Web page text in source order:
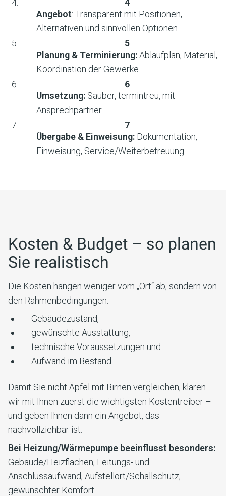
Angebot: Transparent mit Positionen,
Alternativen und sinnvollen Optionen.
Planung & Terminierung:Ablaufplan, Material,
Koordination der Gewerke.
Umsetzung: Sauber, termintreu, mit
Ansprechpartner.
Übergabe & Einweisung:Dokumentation,
Einweisung, Service/Weiterbetreuung.
Kosten & Budget – so planen
Sie realistisch
Die Kosten hängen weniger vom „Ort“ ab, sondern von
den Rahmenbedingungen:
Gebäudezustand,
gewünschte Ausstattung,
technische Voraussetzungen und
Aufwand im Bestand.
Damit Sie nicht Äpfel mit Birnen vergleichen, klären
wir mit Ihnen zuerst die wichtigsten Kostentreiber –
und geben Ihnen dann ein Angebot, das
nachvollziehbar ist.
Bei Heizung/Wärmepumpe beeinflusst besonders:
Gebäude/Heizflächen, Leitungs- und
Anschlussaufwand, Aufstellort/Schallschutz,
gewünschter Komfort.